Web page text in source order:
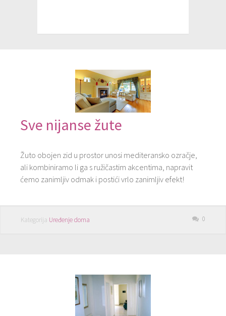
Sve nijanse žute
Žuto obojen zid u prostor unosi mediteransko ozračje,
ali kombiniramo li ga s ružičastim akcentima, napravit
ćemo zanimljiv odmak i postići vrlo zanimljiv efekt!
Kategorija Uređenje doma 0